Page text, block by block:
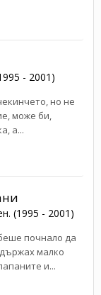
- 2001)
но не
може би,
а...
(1995 - 2001)
почнало да
малко
и...